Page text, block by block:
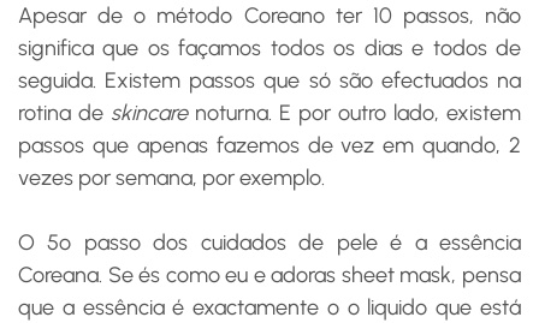
Apesar de o método Coreano ter 10 passos, não
significa que os façamos todos os dias e todos de
seguida. Existem passos que só são efectuados na
rotina de skincarenoturna. E por outro lado, existem
passos que apenas fazemos de vez em quando, 2
vezes por semana, por exemplo.
O 5º passo dos cuidados de pele é a essência
Coreana. Se és como eu e adoras sheet mask, pensa
que a essência é exactamente o o liquido que está